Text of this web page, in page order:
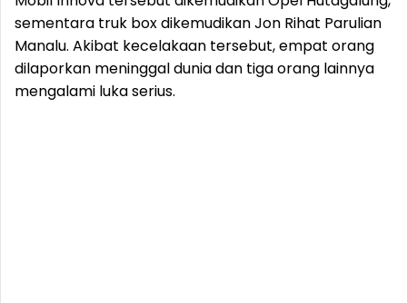
sementara truk box dikemudikan Jon Rihat Parulian
Manalu. Akibat kecelakaan tersebut, empat orang
dilaporkan meninggal dunia dan tiga orang lainnya
mengalami luka serius.